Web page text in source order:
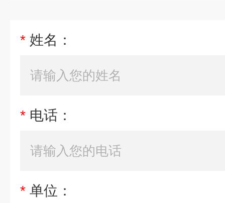
* 姓名：
* 电话：
* 单位：